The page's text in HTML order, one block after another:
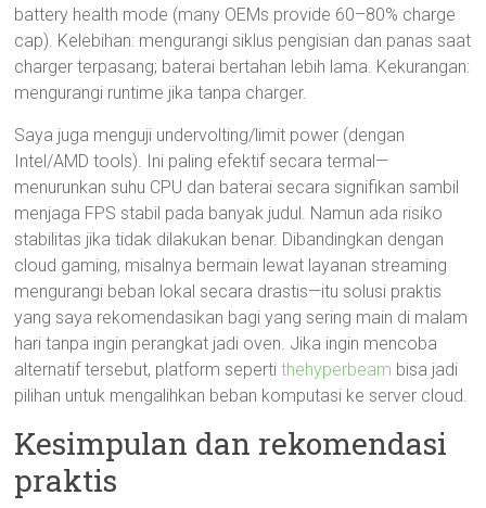
battery health mode (many OEMs provide 60–80% charge
cap). Kelebihan: mengurangi siklus pengisian dan panas saat
charger terpasang; baterai bertahan lebih lama. Kekurangan:
mengurangi runtime jika tanpa charger.
Saya juga menguji undervolting/limit power (dengan
Intel/AMD tools). Ini paling efektif secara termal—
menurunkan suhu CPU dan baterai secara signifikan sambil
menjaga FPS stabil pada banyak judul. Namun ada risiko
stabilitas jika tidak dilakukan benar. Dibandingkan dengan
cloud gaming, misalnya bermain lewat layanan streaming
mengurangi beban lokal secara drastis—itu solusi praktis
yang saya rekomendasikan bagi yang sering main di malam
hari tanpa ingin perangkat jadi oven. Jika ingin mencoba
alternatif tersebut, platform sepertithehyperbeam bisa jadi
pilihan untuk mengalihkan beban komputasi ke server cloud.
Kesimpulan dan rekomendasi
praktis